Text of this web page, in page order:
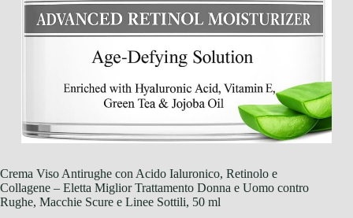
Crema Viso Antirughe con Acido Ialuronico, Retinolo e
Collagene – Eletta Miglior Trattamento Donna e Uomo contro
Rughe, Macchie Scure e Linee Sottili, 50 ml